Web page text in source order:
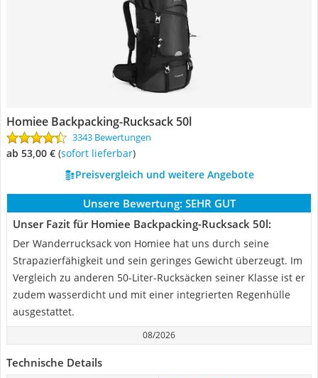
Homiee Backpacking-Rucksack 50l
3343 Bewertungen
ab 53,00 € ( Sofort lieferbar)
Preisvergleich und weitere Angebote
Unsere Bewertung: SEHR GUT
Unser Fazit für Homiee Backpacking-Rucksack 50l:
Der Wanderrucksack von Homiee hat uns durch seine
Strapazierfähigkeit und sein geringes Gewicht überzeugt. Im
Vergleich zu anderen 50-Liter-Rucksäcken seiner Klasse ist er
zudem wasserdicht und mit einer integrierten Regenhülle
ausgestattet.
08/2026
Technische Details